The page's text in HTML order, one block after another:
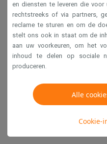
en diensten te leveren die
rechtstreeks of via partners,
reclame te sturen en om de
stelt ons ook in staat om de
aan uw voorkeuren, om het
inhoud te delen op sociale
produceren.
Alle
Cookie-